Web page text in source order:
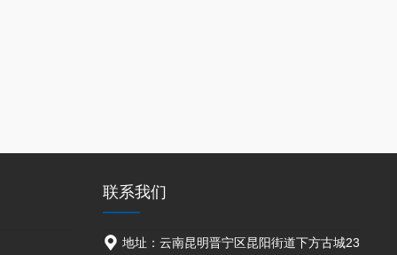
联系我们
地址：云南昆明晋宁区昆阳街道下方古城23